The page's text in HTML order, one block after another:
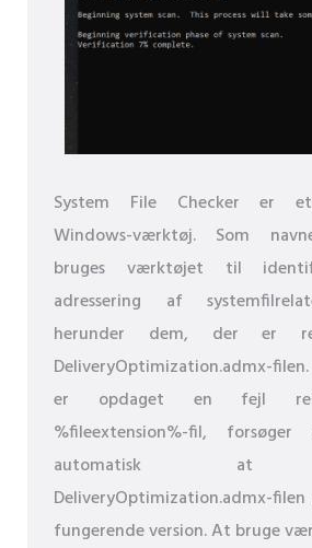
System File Checker er
Windows-værktøj. Som
bruges værktøjet til
adressering af
herunder dem, der er
DeliveryOptimization.admx-
er opdaget en fejl
%fileextension%-fil, forsøger
automatisk at
DeliveryOptimization.admx-
fungerende version. At bruge